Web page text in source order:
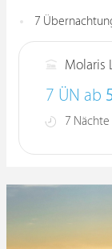
7
Molaris
7 ÜN ab
7 Nächte